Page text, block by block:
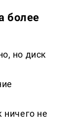
более
но диск
ничего не